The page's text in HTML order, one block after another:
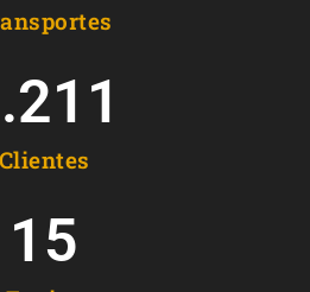
Clientes
15